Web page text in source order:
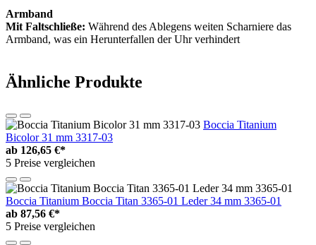
Armband
Mit Faltschließe: Während des Ablegens weiten Scharniere das
Armband, was ein Herunterfallen der Uhr verhindert
Ähnliche Produkte
Boccia Titanium
Bicolor 31 mm 3317-03
ab 126,65 €*
5 Preise vergleichen
Boccia Titanium Boccia Titan 3365-01 Leder 34 mm 3365-01
ab 87,56 €*
5 Preise vergleichen